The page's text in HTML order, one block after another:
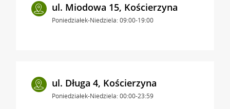
ul. Miodowa 15, Kościerzyna
Poniedziałek-Niedziela: 09:00-19:00
ul. Długa 4, Kościerzyna
Poniedziałek-Niedziela: 00:00-23:59